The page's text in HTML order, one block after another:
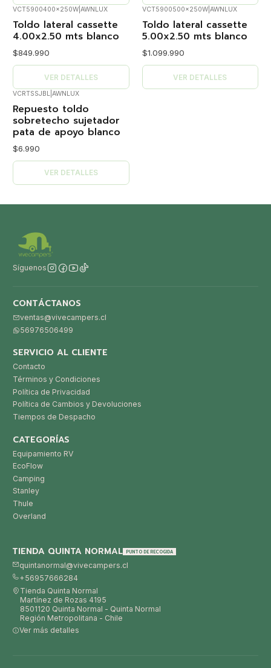
VCT5900400x250W AWNLUX
Toldo lateral cassette
4.00x2.50 mts blanco
$849.990
VER DETALLES
VCT5900500x250W| AWNLUX
Toldo lateral cassette
5.00x2.50 mts blanco
$1.099.990
VER DETALLES
VCRTSSJBL AWNLUX
Repuesto toldo
sobretecho sujetador
pata de apoyo blanco
$6.990
VER DETALLES
Síguenos
CONTÁCTANOS
ventas@vivecampers.cl
56976506499
SERVICIO AL CLIENTE
Contacto
Términos y Condiciones
Política de Privacidad
Política de Cambios y Devoluciones
Tiempos de Despacho
CATEGORÍAS
Equipamiento RV
EcoFlow
Camping
Stanley
Thule
Overland
TIENDA QUINTA NORMAL PUNTO DE RECOGIDA
quintanormal@vivecampers.cl
+56957666284
Tienda Quinta Normal
Martínez de Rozas 4195
8501120 Quinta Normal - Quinta Normal
Región Metropolitana - Chile
Ver más detalles